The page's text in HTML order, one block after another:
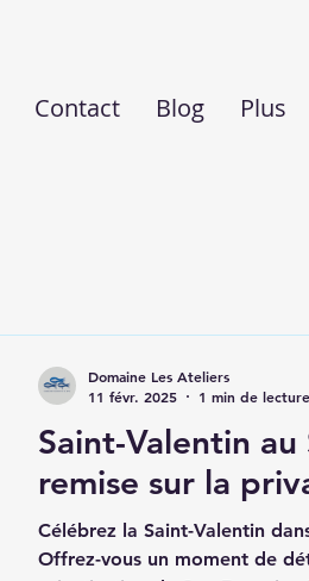
Contact Blog Plus
Saint-Valentin
remise sur la
Célébrez la Saint-Valentin
Offrez-vous un moment de
Domaine Les Ateliers
11 févr. 2025
1 min de lecture